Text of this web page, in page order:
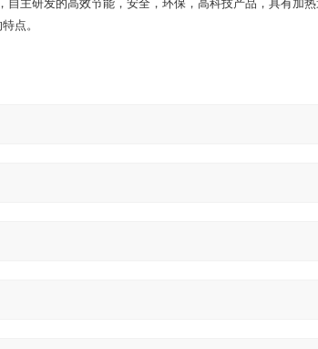
主研发的高效节能，安全，环保，高科技产品，具有加
点。